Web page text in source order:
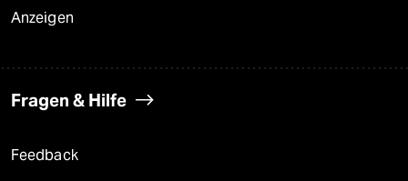
Anzeigen
Fragen & Hilfe
Feedback